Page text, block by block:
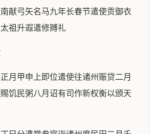
献弓矢名马九年长春节遣使贡御衣
祖升遐遣修赙礼
月甲申上即位遣使往诸州赈贷二月
饥民粥八月诏有司作新权衡以颁天